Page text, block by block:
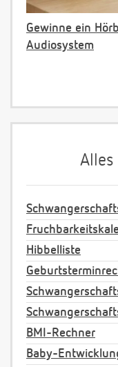
Gewinne ein
Audiosystem
Hibbelliste
BMI-Rechner
Baby-